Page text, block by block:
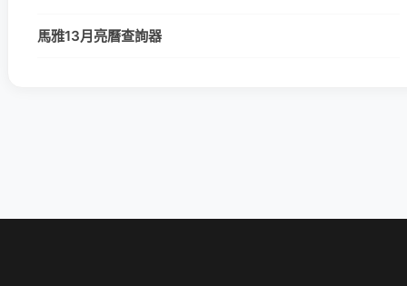
馬雅13月亮曆查詢器